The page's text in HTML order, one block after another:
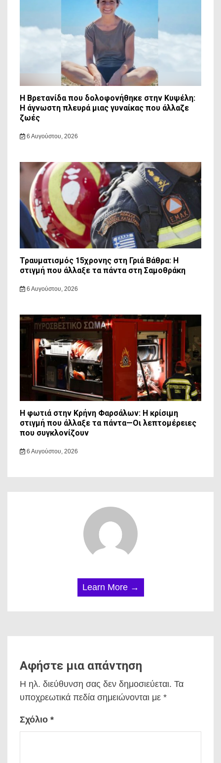
Η Βρετανίδα που δολοφονήθηκε στην Κυψέλη:
Η άγνωστη πλευρά μιας γυναίκας που άλλαζε
ζωές
6 Αυγούστου, 2026
Τραυματισμός 15χρονης στη Γριά Βάθρα: Η
στιγμή που άλλαξε τα πάντα στη Σαμοθράκη
6 Αυγούστου, 2026
Η φωτιά στην Κρήνη Φαρσάλων: Η κρίσιμη
στιγμή που άλλαξε τα πάντα—Οι λεπτομέρειες
που συγκλονίζουν
6 Αυγούστου, 2026
Learn More →
Αφήστε μια απάντηση
Η ηλ. διεύθυνση σας δεν δημοσιεύεται. Τα
υποχρεωτικά πεδία σημειώνονται με *
Σχόλιο *